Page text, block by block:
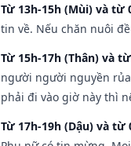
Từ 13h-15h (Mùi) và từ
tin về. Nếu chăn nuôi
Từ 15h-17h (Thân) và
người người nguyền
phải đi vào giờ này thì
Từ 17h-19h (Dậu) và từ